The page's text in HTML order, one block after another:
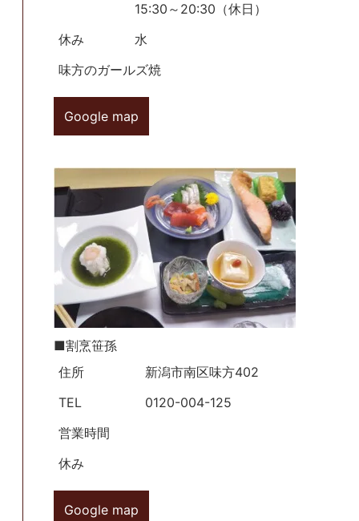
15:30～20:30（休日）
休み
水
味方のガールズ焼
Google map
■割烹笹孫
住所
新潟市南区味方402
TEL
0120-004-125
営業時間
休み
Google map